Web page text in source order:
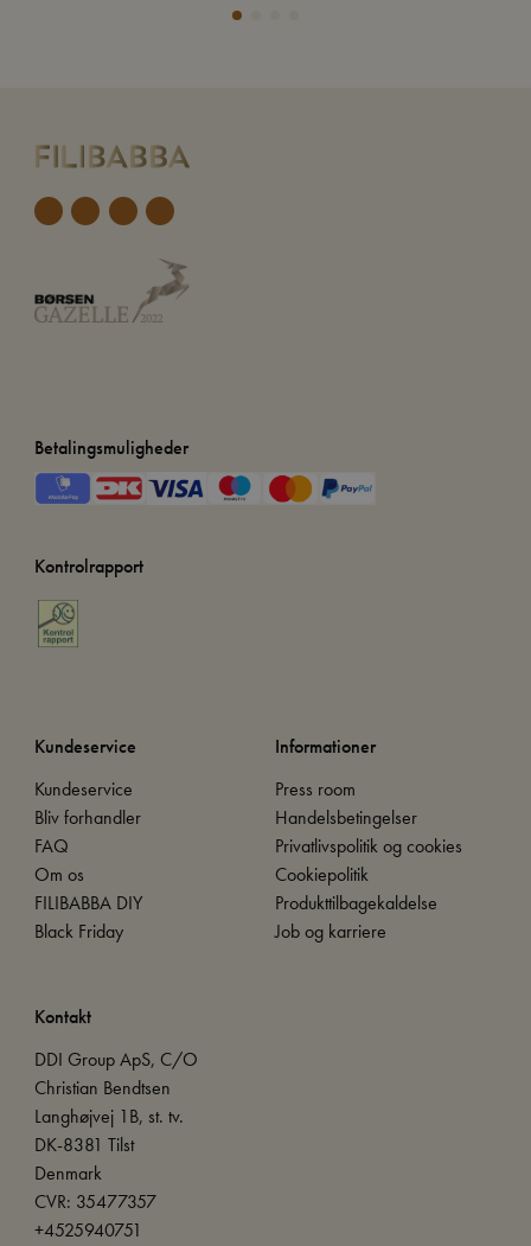
Betalingsmuligheder
Kontrolrapport
Kundeservice
Kundeservice
Bliv forhandler
FAQ
Om os
FILIBABBA DIY
Black Friday
Informationer
Press room
Handelsbetingelser
Privatlivspolitik og cookies
Cookiepolitik
Produkttilbagekaldelse
Job og karriere
Kontakt
DDI Group ApS, C/O
Christian Bendtsen
Langhøjvej 1B, st. tv.
DK-8381 Tilst
Denmark
CVR: 35477357
+4525940751